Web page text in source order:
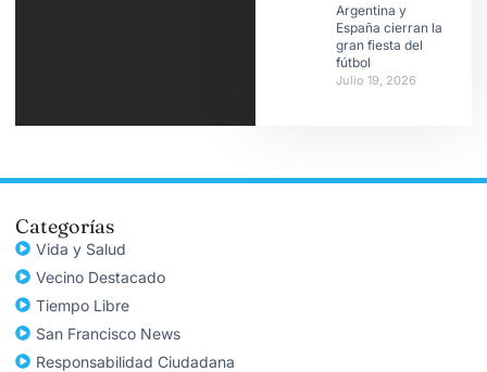
Argentina y
España cierran la
gran fiesta del
fútbol
Julio 19, 2026
Categorías
Vida y Salud
Vecino Destacado
Tiempo Libre
San Francisco News
Responsabilidad Ciudadana